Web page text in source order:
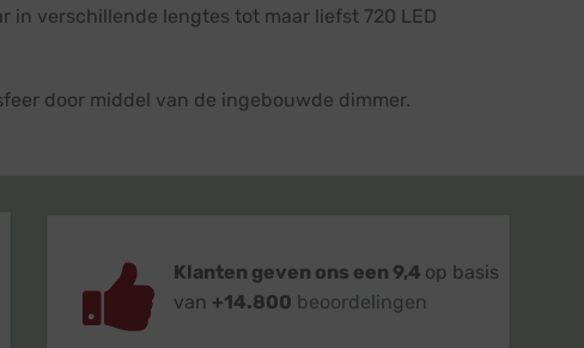
verschillende lengtes tot maar liefst 720 LED
door middel van de ingebouwde dimmer.
Klanten geven ons een 9,4 op basis
van +14.800 beoordelingen